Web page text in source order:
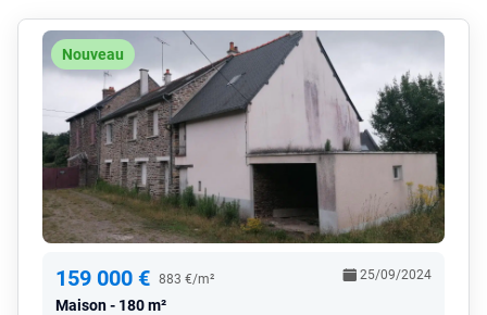
Nouveau
159 000 € 883 €/m²
Maison 180 m²
25/09/2024